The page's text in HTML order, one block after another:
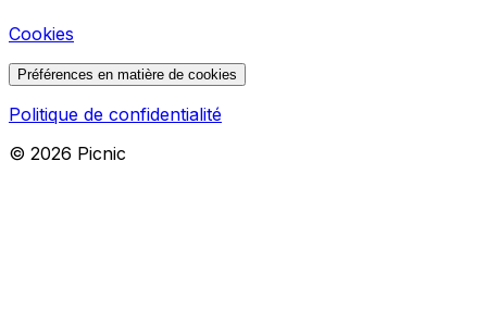
Cookies
Préférences en matière de cookies
Politique de confidentialité
© 2026 Picnic